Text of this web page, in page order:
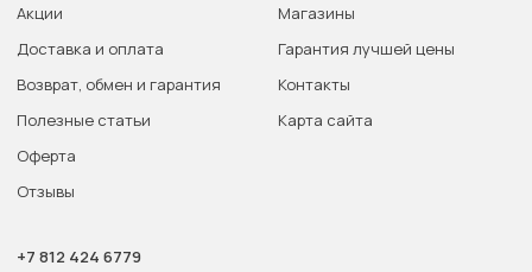
Акции
Доставка и оплата
Возврат, обмен и гарантия
Полезные статьи
Оферта
Отзывы
Магазины
Гарантия лучшей цены
Контакты
Карта сайта
+7 812 424 6779